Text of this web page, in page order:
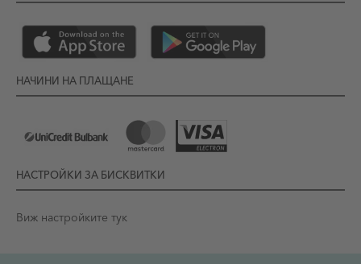
НАЧИНИ НА ПЛАЩАНЕ
НАСТРОЙКИ ЗА БИСКВИТКИ
Виж настройките тук